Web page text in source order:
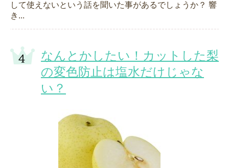
して使えないという話を聞いた事があるでしょうか？ 響
き...
なんとかしたい！カットした梨
の変色防止は塩水だけじゃな
い？